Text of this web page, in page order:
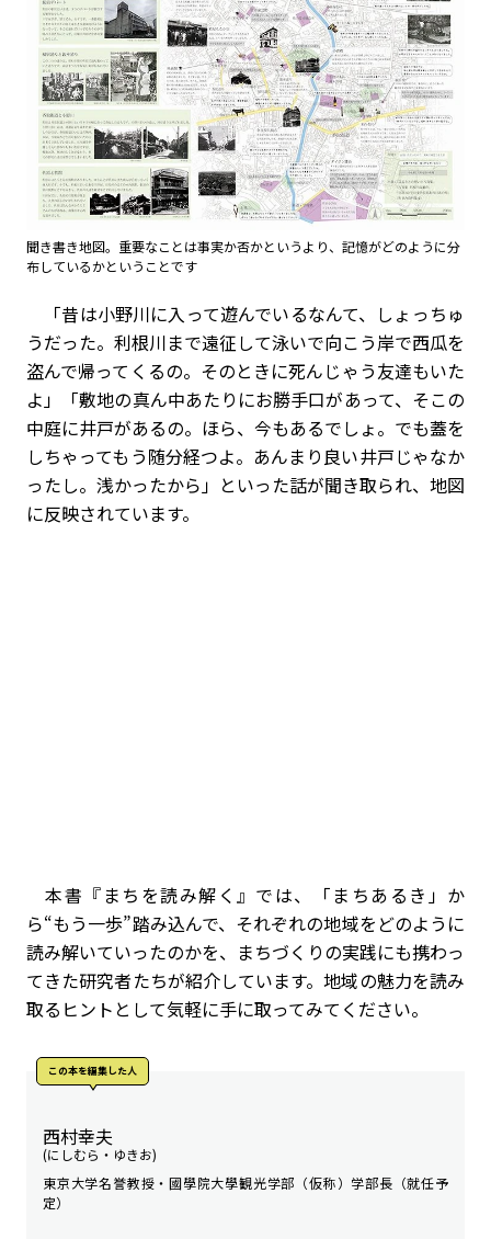
聞き書き地図。重要なことは事実か否かというより、記憶がどのように分
布しているかということです
「昔は小野川に入って遊んでいるなんて、しょっちゅ
うだった。利根川まで遠征して泳いで向こう岸で西瓜を
盗んで帰ってくるの。そのときに死んじゃう友達もいた
よ」「敷地の真ん中あたりにお勝手口があって、そこの
中庭に井戸があるの。ほら、今もあるでしょ。でも蓋を
しちゃってもう随分経つよ。あんまり良い井戸じゃなか
ったし。浅かったから」といった話が聞き取られ、地図
に反映されています。
本書『まちを読み解く』では、「まちあるき」か
ら“もう一歩”踏み込んで、それぞれの地域をどのように
読み解いていったのかを、まちづくりの実践にも携わっ
てきた研究者たちが紹介しています。地域の魅力を読み
取るヒントとして気軽に手に取ってみてください。
この本を編集した人
西村幸夫
(にしむら・ゆきお)
東京大学名誉教授・國學院大學観光学部（仮称）学部長（就任予
定）